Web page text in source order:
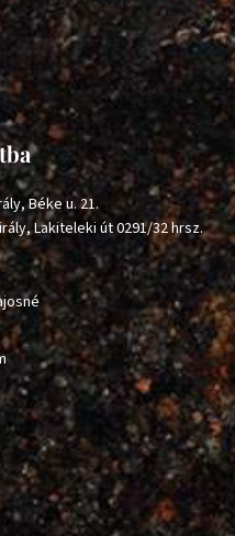
Béke u. 21.
Lakiteleki út 0291/32 hrsz.